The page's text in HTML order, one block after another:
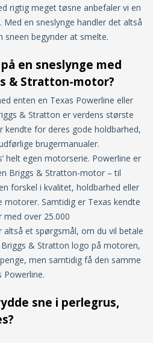
rigtig meget tøsne anbefaler vi en
en sneslynge handler det altså
begynder at smelte.
en sneslynge med
& Stratton-motor?
enten en Texas Powerline eller
& Stratton er verdens største
for deres gode holdbarhed,
brugermanualer.
helt egen motorserie. Powerline er
Briggs & Stratton-motor – til
forskel i kvalitet, holdbarhed eller
motorer. Samtidig er Texas kendte
over 25.000
altså et spørgsmål, om du vil betale
& Stratton logo på motoren,
men samtidig få den samme
Powerline.
sne i perlegrus,